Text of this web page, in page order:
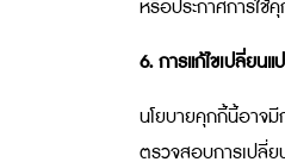
หรือประกาศการใ
6. การแก้ไขเปลี่ยน
นโยบายคุกกี้นี้อาจมี
ตรวจสอบการเปลี่ย